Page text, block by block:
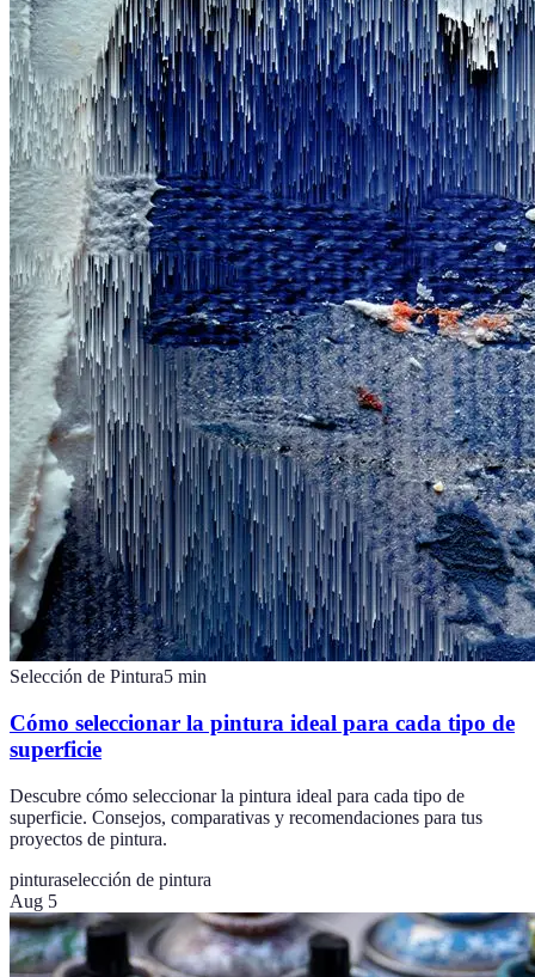
Selección de Pintura5 min
Cómo seleccionar la pintura ideal para cada tipo de
superficie
Descubre cómo seleccionar la pintura ideal para cada tipo de
superficie. Consejos, comparativas y recomendaciones para tus
proyectos de pintura.
pinturaselección de pintura
Aug 5